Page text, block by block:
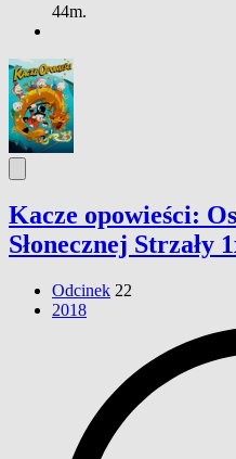
44m.
Kacze opowieści:
Słonecznej Strzały
Odcinek 22
2018